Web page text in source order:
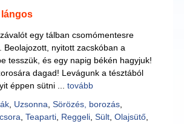
egy tálban csomómentesre
Beolajozott, nyitott zacskóban a
tesszük, és egy napig békén hagyjuk!
dagad! Levágunk a tésztából
éppen sütni ... tovább
, Uzsonna Sörözés, borozás,
Teaparti, Reggeli, Sült, Olajsütő,